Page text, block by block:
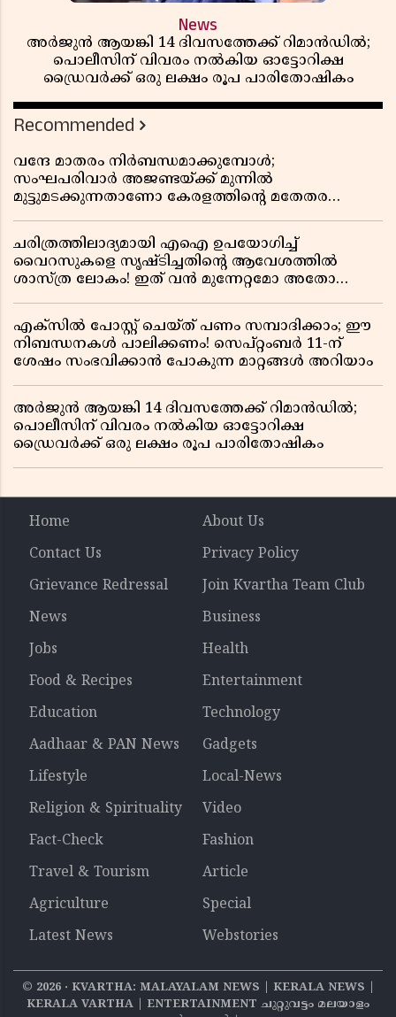
News
അർജുൻ ആയങ്കി 14 ദിവസത്തേക്ക് റിമാൻഡിൽ;
പൊലീസിന് വിവരം നൽകിയ ഓട്ടോറിക്ഷ
ഡ്രൈവർക്ക് ഒരു ലക്ഷം രൂപ പാരിതോഷികം
Recommended
വന്ദേ മാതരം നിർബന്ധമാക്കുമ്പോൾ;
സംഘപരിവാർ അജണ്ടയ്ക്ക് മുന്നിൽ
മുട്ടുമടക്കുന്നതാണോ കേരളത്തിന്റെ മതേതര
ചരിത്രത്തിലാദ്യമായി എഐ ഉപയോഗിച്ച്
വൈറസുകളെ സൃഷ്ടിച്ചതിന്റെ ആവേശത്തിൽ
ശാസ്ത്ര ലോകം! ഇത് വൻ മുന്നേറ്റമോ അതോ
എക്സിൽ പോസ്റ്റ് ചെയ്ത് പണം സമ്പാദിക്കാം; ഈ
നിബന്ധനകൾ പാലിക്കണം! സെപ്റ്റംബർ 11-ന്
ശേഷം സംഭവിക്കാൻ പോകുന്ന മാറ്റങ്ങൾ അറിയാം
അർജുൻ ആയങ്കി 14 ദിവസത്തേക്ക് റിമാൻഡിൽ;
പൊലീസിന് വിവരം നൽകിയ ഓട്ടോറിക്ഷ
ഡ്രൈവർക്ക് ഒരു ലക്ഷം രൂപ പാരിതോഷികം
Home
About Us
Contact Us
Privacy Policy
Grievance Redressal
Join Kvartha Team Club
News
Business
Jobs
Health
Food & Recipes
Entertainment
Education
Technology
Aadhaar & PAN News
Gadgets
Lifestyle
Local-News
Religion & Spirituality
Video
Fact-Check
Fashion
Travel & Tourism
Article
Agriculture
Special
Latest News
Webstories
© 2026‧ KVARTHA: MALAYALAM NEWS | KERALA NEWS |
KERALA VARTHA | ENTERTAINMENT ചുറ്റുവട്ടം മലയാളം